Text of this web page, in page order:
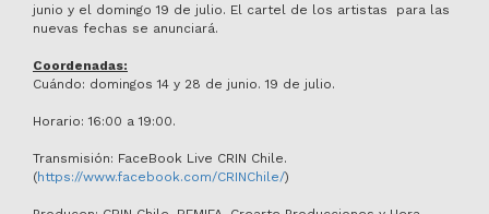
junio y el domingo 19 de julio. El cartel de los artistas para las
nuevas fechas se anunciará.
Coordenadas:
Cuándo: domingos 14 y 28 de junio. 19 de julio.
Horario: 16:00 a 19:00.
Transmisión: FaceBook Live CRIN Chile.
(https://www.facebook.com/CRINChile/)